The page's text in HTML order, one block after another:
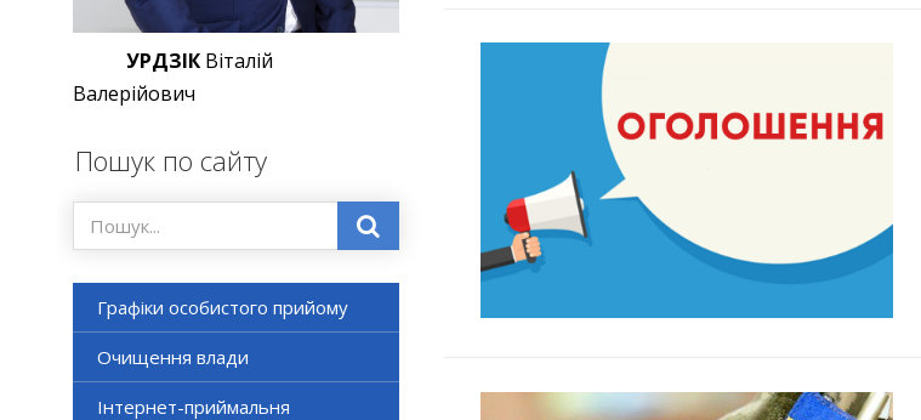
УРДЗІК Віталій
Валерійович
Пошук по сайту
Графіки особистого прийому
Очищення влади
Інтернет-приймальня